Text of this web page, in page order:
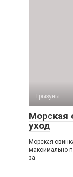
Грызуны
Морская
уход
Морская
максимально
за